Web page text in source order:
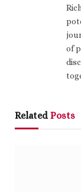
of
Related Posts